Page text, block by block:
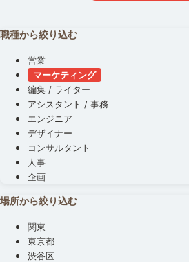
職種から絞り込む
営業
マーケティング
編集 / ライター
アシスタント / 事務
エンジニア
デザイナー
コンサルタント
人事
企画
場所から絞り込む
関東
東京都
渋谷区